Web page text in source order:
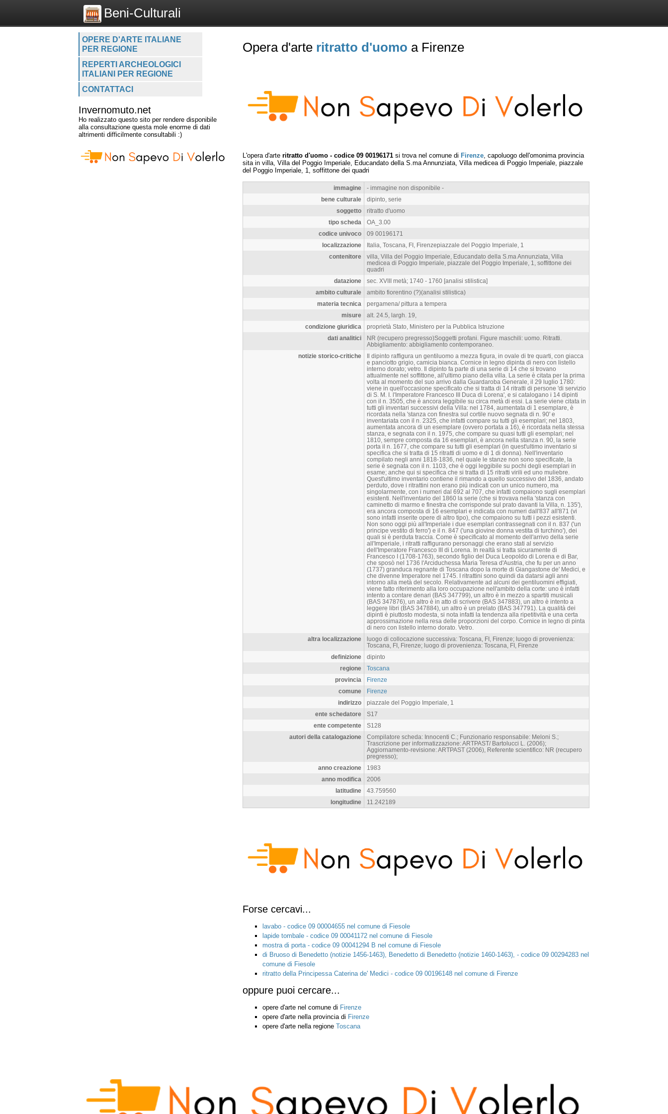
Beni-Culturali
OPERE D'ARTE ITALIANE
PER REGIONE
REPERTI ARCHEOLOGICI
ITALIANI PER REGIONE
CONTATTACI
Invernomuto.net
Ho realizzato questo sito per rendere disponibile
alla consultazione questa mole enorme di dati
altrimenti difficilmente consultabili :)
Opera d'arte ritratto d'uomo a Firenze
L'opera d'arte ritratto d'uomo - codice 09 00196171 si trova nel comune di Firenze , capoluogo dell'omonima provincia
sita in villa, Villa del Poggio Imperiale, Educandato della S.ma Annunziata, Villa medicea di Poggio Imperiale, piazzale
del Poggio Imperiale, 1, soffittone dei quadri
immagine
- immagine non disponibile -
bene culturale
dipinto, serie
soggetto
ritratto d'uomo
tipo scheda
OA_3.00
codice univoco
09 00196171
localizzazione
Italia, Toscana, FI, Firenzepiazzale del Poggio Imperiale, 1
contenitore
villa, Villa del Poggio Imperiale, Educandato della S.ma Annunziata, Villa
medicea di Poggio Imperiale, piazzale del Poggio Imperiale, 1, soffittone dei
quadri
datazione
sec. XVIII metà; 1740 - 1760 [analisi stilistica]
ambito culturale
ambito fiorentino (?)(analisi stilistica)
materia tecnica
pergamena/ pittura a tempera
misure
alt. 24.5, largh. 19,
condizione giuridica
proprietà Stato, Ministero per la Pubblica Istruzione
dati analitici
NR (recupero pregresso)Soggetti profani. Figure maschili: uomo. Ritratti.
Abbigliamento: abbigliamento contemporaneo.
notizie storico-critiche
Il dipinto raffigura un gentiluomo a mezza figura, in ovale di tre quarti, con giacca
e panciotto grigio, camicia bianca. Cornice in legno dipinta di nero con listello
interno dorato; vetro. Il dipinto fa parte di una serie di 14 che si trovano
attualmente nel soffittone, all'ultimo piano della villa. La serie è citata per la prima
volta al momento del suo arrivo dalla Guardaroba Generale, il 29 luglio 1780:
viene in quell'occasione specificato che si tratta di 14 ritratti di persone 'di servizio
di S. M. I. l'Imperatore Francesco III Duca di Lorena', e si catalogano i 14 dipinti
con il n. 3505, che è ancora leggibile su circa metà di essi. La serie viene citata in
tutti gli inventari successivi della Villa: nel 1784, aumentata di 1 esemplare, è
ricordata nella 'stanza con finestra sul cortile nuovo segnata di n. 90' e
inventariata con il n. 2325, che infatti compare su tutti gli esemplari; nel 1803,
aumentata ancora di un esemplare (ovvero portata a 16), è ricordata nella stessa
stanza, e segnata con il n. 1975, che compare su quasi tutti gli esemplari; nel
1810, sempre composta da 16 esemplari, è ancora nella stanza n. 90, la serie
porta il n. 1677, che compare su tutti gli esemplari (in quest'ultimo inventario si
specifica che si tratta di 15 ritratti di uomo e di 1 di donna). Nell'inventario
compilato negli anni 1818-1836, nel quale le stanze non sono specificate, la
serie è segnata con il n. 1103, che è oggi leggibile su pochi degli esemplari in
esame; anche qui si specifica che si tratta di 15 ritratti virili ed uno muliebre.
Quest'ultimo inventario contiene il rimando a quello successivo del 1836, andato
perduto, dove i ritrattini non erano più indicati con un unico numero, ma
singolarmente, con i numeri dal 692 al 707, che infatti compaiono sugli esemplari
esistenti. Nell'inventario del 1860 la serie (che si trovava nella 'stanza con
caminetto di marmo e finestra che corrisponde sul prato davanti la Villa, n. 135'),
era ancora composta di 16 esemplari e indicata con numeri dall'837 all'871 (vi
sono infatti inserite opere di altro tipo), che compaiono su tutti i pezzi esistenti.
Non sono oggi più all'Imperiale i due esemplari contrassegnati con il n. 837 ('un
principe vestito di ferro') e il n. 847 ('una giovine donna vestita di turchino'), dei
quali si è perduta traccia. Come è specificato al momento dell'arrivo della serie
all'Imperiale, i ritratti raffigurano personaggi che erano stati al servizio
dell'Imperatore Francesco III di Lorena. In realtà si tratta sicuramente di
Francesco I (1708-1763), secondo figlio del Duca Leopoldo di Lorena e di Bar,
che sposò nel 1736 l'Arciduchessa Maria Teresa d'Austria, che fu per un anno
(1737) granduca regnante di Toscana dopo la morte di Giangastone de' Medici, e
che divenne Imperatore nel 1745. I ritrattini sono quindi da datarsi agli anni
intorno alla metà del secolo. Relativamente ad alcuni dei gentiluomini effigiati,
viene fatto riferimento alla loro occupazione nell'ambito della corte: uno è infatti
intento a contare denari (BAS 347799), un altro è in mezzo a spartiti musicali
(BAS 347876), un altro è in atto di scrivere (BAS 347883), un altro è intento a
leggere libri (BAS 347884), un altro è un prelato (BAS 347791). La qualità dei
dipinti è piuttosto modesta, si nota infatti la tendenza alla ripetitività e una certa
approssimazione nella resa delle proporzioni del corpo. Cornice in legno di pinta
di nero con listello interno dorato. Vetro.
altra localizzazione
luogo di collocazione successiva: Toscana, FI, Firenze; luogo di provenienza:
Toscana, FI, Firenze; luogo di provenienza: Toscana, FI, Firenze
definizione
dipinto
regione
Toscana
provincia
Firenze
comune
Firenze
indirizzo
piazzale del Poggio Imperiale, 1
ente schedatore
S17
ente competente
S128
autori della catalogazione
Compilatore scheda: Innocenti C.; Funzionario responsabile: Meloni S.;
Trascrizione per informatizzazione: ARTPAST/ Bartolucci L. (2006);
Aggiornamento-revisione: ARTPAST (2006), Referente scientifico: NR (recupero
pregresso);
anno creazione
1983
anno modifica
2006
latitudine
43.759560
longitudine
11.242189
Forse cercavi...
lavabo - codice 09 00004655 nel comune di Fiesole
lapide tombale - codice 09 00041172 nel comune di Fiesole
mostra di porta - codice 09 00041294 B nel comune di Fiesole
di Bruoso di Benedetto (notizie 1456-1463), Benedetto di Benedetto (notizie 1460-1463), - codice 09 00294283 nel
comune di Fiesole
ritratto della Principessa Caterina de' Medici - codice 09 00196148 nel comune di Firenze
oppure puoi cercare...
opere d'arte nel comune di Firenze
opere d'arte nella provincia di Firenze
opere d'arte nella regione Toscana